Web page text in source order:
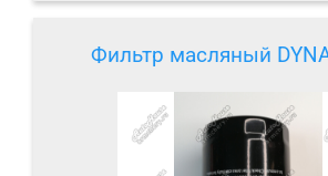
Фильтр масляный